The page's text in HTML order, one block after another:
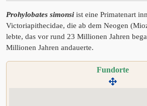
Prohylobates simonsi ist eine Primatenart
Victoriapithecidae, die ab dem Neogen
lebte, das vor rund 23 Millionen Jahren
Millionen Jahren andauerte.
Fundorte